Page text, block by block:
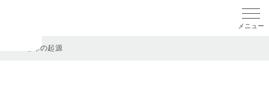
メニ
地球の起源